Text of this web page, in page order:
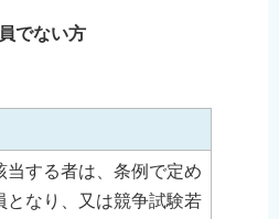
でない方
当する者は、条例で定め
となり、又は競争試験若